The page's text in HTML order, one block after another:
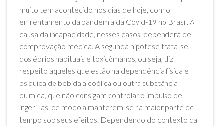
muito tem acontecido nos dias de hoje, com o
enfrentamento da pandemia da Covid-19 no Brasil. A
causa da incapacidade, nesses casos, dependerá de
comprovação médica. A segunda hipótese trata-se
dos ébrios habituais e toxicômanos, ou seja, diz
respeito àqueles que estão na dependência física e
psíquica de bebida alcoólica ou outra substância
química, que não consigam controlar o impulso de
ingeri-las, de modo a manterem-se na maior parte do
tempo sob seus efeitos. Dependendo do contexto da